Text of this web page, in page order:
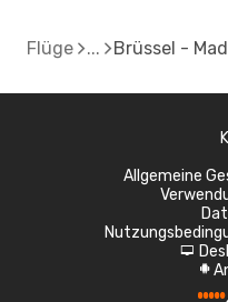
Flüge Brüssel -
Allgemeine
d
A